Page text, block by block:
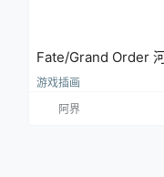
Fate/Grand Order
壁纸
游戏插画
阿界